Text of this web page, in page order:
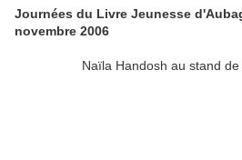
Journées du Livre Jeunesse
novembre 2006
Naïla Handosh au stand